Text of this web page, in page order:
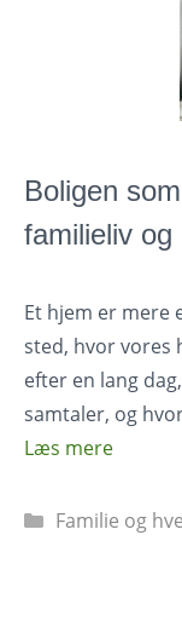
Boligen
familieliv
Et hjem er mere
sted, hvor vores
efter en lang
samtaler, og
Læs mere
Kategorier
Familie og